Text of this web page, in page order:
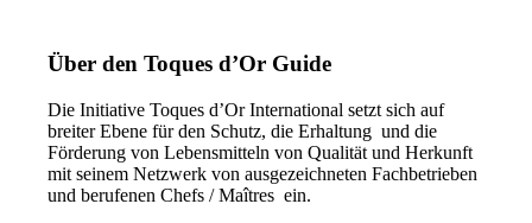
Über den Toques d’Or Guide
Die Initiative Toques d’Or International setzt sich auf
breiter Ebene für den Schutz, die Erhaltung und die
Förderung von Lebensmitteln von Qualität und Herkunft
mit seinem Netzwerk von ausgezeichneten Fachbetrieben
und berufenen Chefs / Maîtres ein.